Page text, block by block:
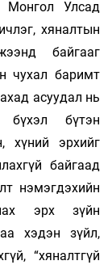
Улсад
хяналтын
байгааг
чухал баримт
асуудал нь
бүхэл бүтэн
хүний эрхийг
байгаад
нэмэгдэхийн
эрх зүйн
хэдэн зүйл,
“хяналтгүй